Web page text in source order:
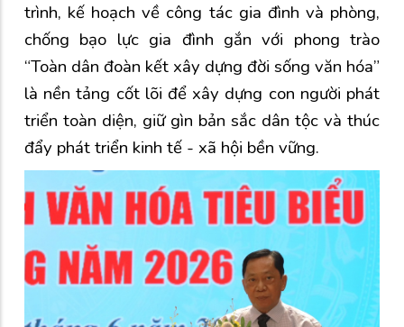
trình, kế hoạch về công tác gia đình và phòng,
chống bạo lực gia đình gắn với phong trào
“Toàn dân đoàn kết xây dựng đời sống văn hóa”
là nền tảng cốt lõi để xây dựng con người phát
triển toàn diện, giữ gìn bản sắc dân tộc và thúc
đẩy phát triển kinh tế - xã hội bền vững.